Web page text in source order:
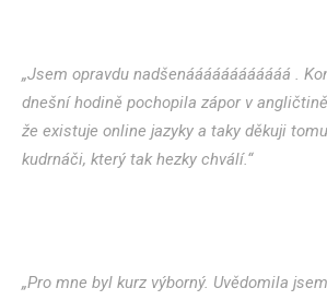
„Jsem opravdu nadšenáááááááááááá .
dnešní hodině pochopila zápor v
že existuje online jazyky a taky děkuji
kudrnáči, který tak hezky chválí.“
„Pro mne byl kurz výborný. Uvědomila